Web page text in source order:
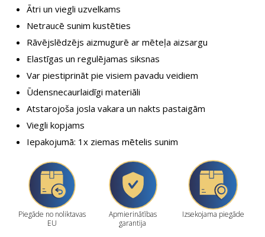
Ātri un viegli uzvelkams
Netraucē sunim kustēties
Rāvējslēdzējs aizmugurē ar mēteļa aizsargu
Elastīgas un regulējamas siksnas
Var piestiprināt pie visiem pavadu veidiem
Ūdensnecaurlaidīgi materiāli
Atstarojoša josla vakara un nakts pastaigām
Viegli kopjams
Iepakojumā: 1x ziemas mētelis sunim
Piegāde no noliktavas
EU
Apmierinātības
garantija
Izsekojama piegāde